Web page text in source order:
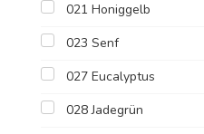
021 Honiggelb
023 Senf
027 Eucalyptus
028 Jadegrün